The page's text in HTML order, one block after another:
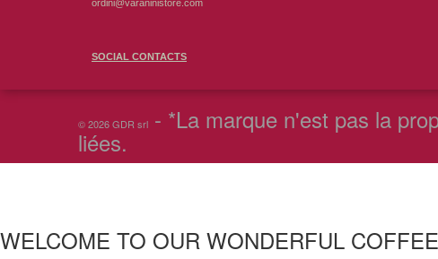
ordini@varaninistore.com
SOCIAL CONTACTS
© 2026 GDR srl - *La marque n'est pas la
liées.
WELCOME TO OUR WONDERFUL COFFEE